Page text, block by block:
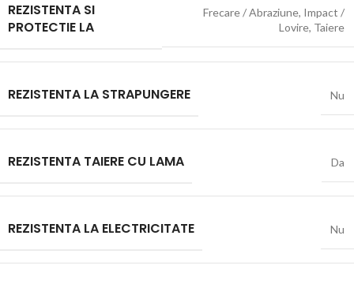
REZISTENTA SI
PROTECTIE LA
Frecare / Abraziune, Impact /
Lovire, Taiere
REZISTENTA LA STRAPUNGERE Nu
REZISTENTA TAIERE CU LAMA Da
REZISTENTA LA ELECTRICITATE Nu